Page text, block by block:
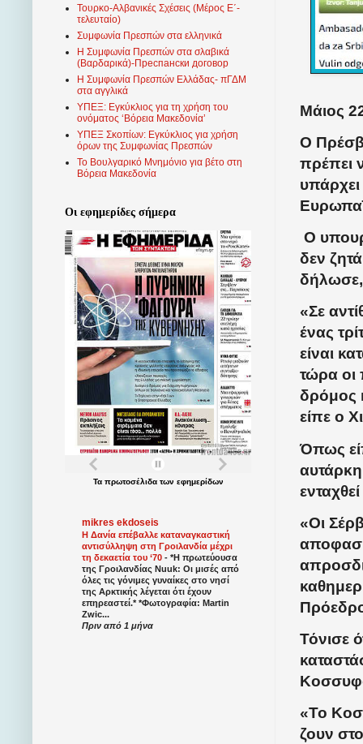
Μάιος
Ο
πρέπει
Ο
δεν
«Σε
ένας
είναι
τώρα οι
δρόμος
είπε ο
Όπως
«Οι
Τόνισε
«Το
ζουν
Τουρκο-Αλβανικές Σχέσεις (Μέρος Ε΄-
τελευταίο)
Συμφωνία Πρεσπών στα ελληνικά
Η Συμφωνία Πρεσπών στα σλαβικά
(Βαρδαρικά)-Преспански договор
Η Συμφωνία Πρεσπών Ελλάδας- πΓΔΜ
στα αγγλικά
ΥΠΕΞ: Εγκύκλιος για τη χρήση του
ονόματος ‘Βόρεια Μακεδονία’
ΥΠΕΞ Σκοπίων: Εγκύκλιος για χρήση
όρων της Συμφωνίας Πρεσπών
Το Βουλγαρικό Μνημόνιο για βέτο στη
Βόρεια Μακεδονία
Οι εφημερίδες σήμερα
Τα πρωτοσέλιδατων εφημερίδων
mikres ekdoseis
Η Δανία επέβαλλε καταναγκαστική
αντισύλληψη στη Γροιλανδία μέχρι
τη δεκαετία του ‘70 - *Η πρωτεύουσα
της Γροιλανδίας Nuuk: Οι μισές από
όλες τις γόνιμες γυναίκες στο νησί
της Αρκτικής λέγεται ότι έχουν
επηρεαστεί.* *Φωτογραφία: Martin
Zwic...
Πριν από 1 μήνα